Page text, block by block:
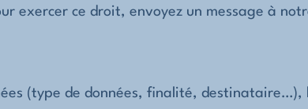
exercer ce droit, envoyez un message à
(type de données, finalité, destinataire…),